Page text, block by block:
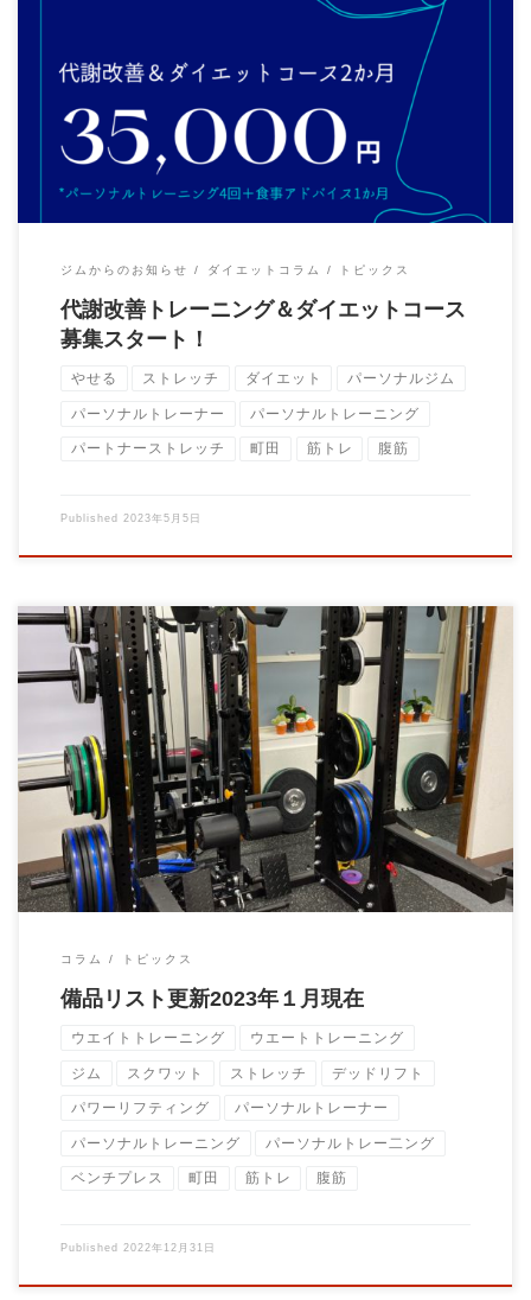
こんにちは！ 少し暖かくなって参りました。 突然ですか 「30分
だけお時間をください・・・」 今年ダ […]
ジムからのお知らせ ダイエットコラム トピックス
代謝改善トレーニング＆ダイエットコース
募集スタート！
やせる ストレッチ ダイエット パーソナルジム
パーソナルトレーナー パーソナルトレーニング
パートナーストレッチ 町田 筋トレ 腹筋
Published 2023年5月5日
ヨガワークスヨガブロック ベンチプレス用ブロック 厚手スクワ
ットパッド 普通スクワットパッド スクワ […]
コラム トピックス
備品リスト更新2023年１月現在
ウエイトトレーニング ウエートトレーニング
ジム スクワット ストレッチ デッドリフト
パワーリフティング パーソナルトレーナー
パーソナルトレーニング パーソナルトレー二ング
ベンチプレス 町田 筋トレ 腹筋
Published 2022年12月31日